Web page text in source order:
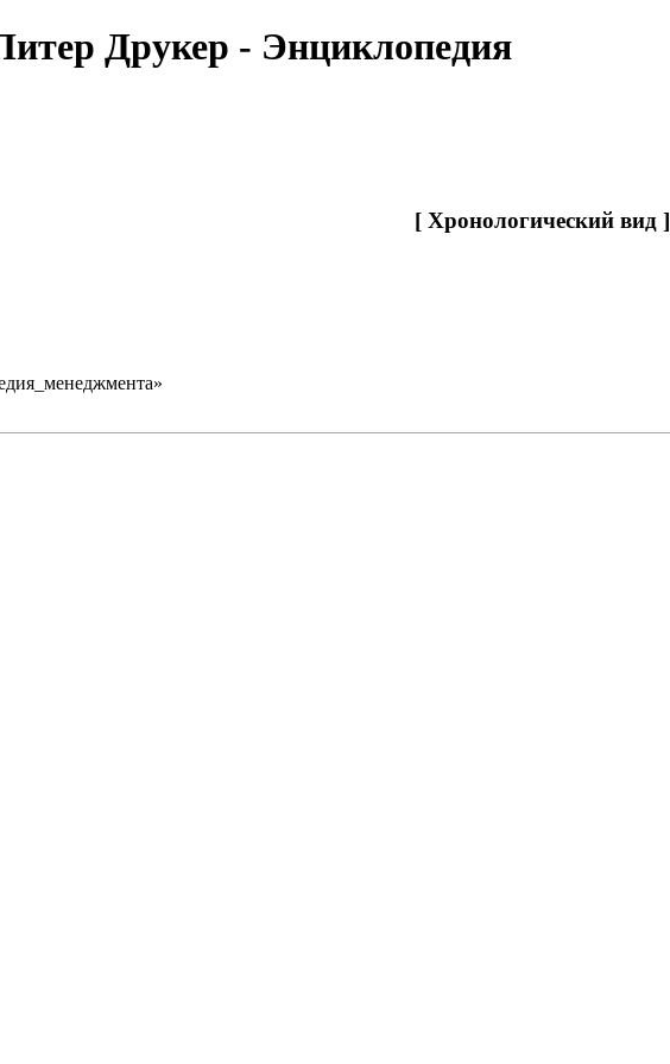
Друкер - Энциклопедия
[ Хронологический вид ]
»